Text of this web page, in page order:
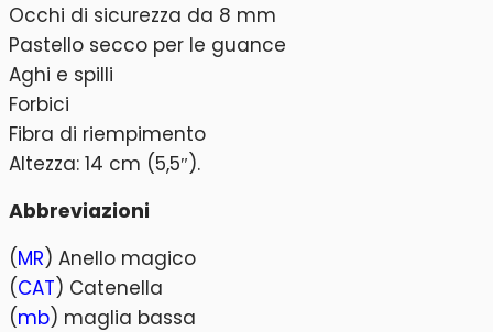
Occhi di sicurezza da 8 mm
Pastello secco per le guance
Aghi e spilli
Forbici
Fibra di riempimento
Altezza: 14 cm (5,5″).
Abbreviazioni
(MR) Anello magico
(CAT) Catenella
(mb) maglia bassa